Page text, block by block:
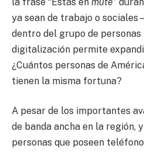
ya sean de trabajo o sociales
dentro del grupo de personas
digitalización permite
¿Cuántos personas de
tienen la misma fortuna?
A pesar de los importantes
de banda ancha en la región,
personas que poseen